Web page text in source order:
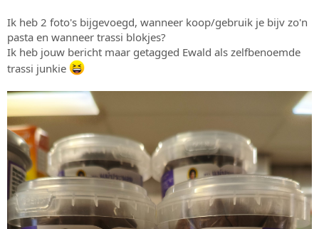
Ik heb 2 foto's bijgevoegd, wanneer koop/gebruik je bijv zo'n
pasta en wanneer trassi blokjes?
Ik heb jouw bericht maar getagged Ewald als zelfbenoemde
trassi junkie